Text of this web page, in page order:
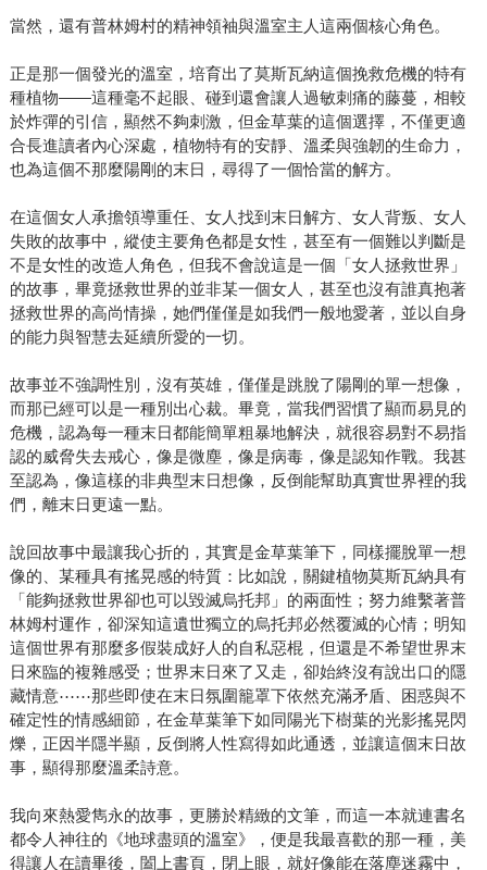
當然，還有普林姆村的精神領袖與溫室主人這兩個核心角色。
正是那一個發光的溫室，培育出了莫斯瓦納這個挽救危機的特有
種植物——這種毫不起眼、碰到還會讓人過敏刺痛的藤蔓，相較
於炸彈的引信，顯然不夠刺激，但金草葉的這個選擇，不僅更適
合長進讀者內心深處，植物特有的安靜、溫柔與強韌的生命力，
也為這個不那麼陽剛的末日，尋得了一個恰當的解方。
在這個女人承擔領導重任、女人找到末日解方、女人背叛、女人
失敗的故事中，縱使主要角色都是女性，甚至有一個難以判斷是
不是女性的改造人角色，但我不會說這是一個「女人拯救世界」
的故事，畢竟拯救世界的並非某一個女人，甚至也沒有誰真抱著
拯救世界的高尚情操，她們僅僅是如我們一般地愛著，並以自身
的能力與智慧去延續所愛的一切。
故事並不強調性別，沒有英雄，僅僅是跳脫了陽剛的單一想像，
而那已經可以是一種別出心裁。畢竟，當我們習慣了顯而易見的
危機，認為每一種末日都能簡單粗暴地解決，就很容易對不易指
認的威脅失去戒心，像是微塵，像是病毒，像是認知作戰。我甚
至認為，像這樣的非典型末日想像，反倒能幫助真實世界裡的我
們，離末日更遠一點。
說回故事中最讓我心折的，其實是金草葉筆下，同樣擺脫單一想
像的、某種具有搖晃感的特質：比如說，關鍵植物莫斯瓦納具有
「能夠拯救世界卻也可以毀滅烏托邦」的兩面性；努力維繫著普
林姆村運作，卻深知這遺世獨立的烏托邦必然覆滅的心情；明知
這個世界有那麼多假裝成好人的自私惡棍，但還是不希望世界末
日來臨的複雜感受；世界末日來了又走，卻始終沒有說出口的隱
藏情意⋯⋯那些即使在末日氛圍籠罩下依然充滿矛盾、困惑與不
確定性的情感細節，在金草葉筆下如同陽光下樹葉的光影搖晃閃
爍，正因半隱半顯，反倒將人性寫得如此通透，並讓這個末日故
事，顯得那麼溫柔詩意。
我向來熱愛雋永的故事，更勝於精緻的文筆，而這一本就連書名
都令人神往的《地球盡頭的溫室》，便是我最喜歡的那一種，美
得讓人在讀畢後，闔上書頁，閉上眼，就好像能在落塵迷霧中，